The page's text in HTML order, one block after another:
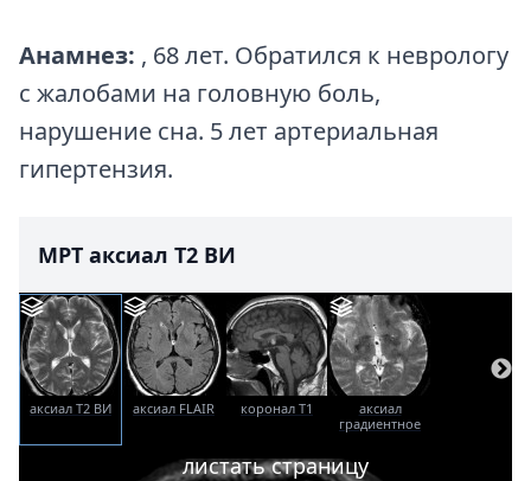
Анамнез: , 68 лет. Обратился к неврологу
с жалобами на головную боль,
нарушение сна. 5 лет артериальная
гипертензия.
МРТ аксиал T2 ВИ
аксиал T2 ВИ аксиал FLAIR коронал T1
аксиал
градиентное
листать страницу